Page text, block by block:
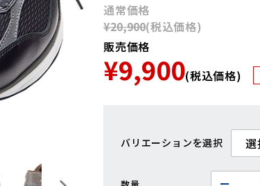
通常価格
¥20,900(税込価格)
販売価格
¥9,900(税込価格)
バリエーション